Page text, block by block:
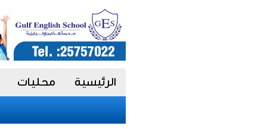
الرئيسية محليات